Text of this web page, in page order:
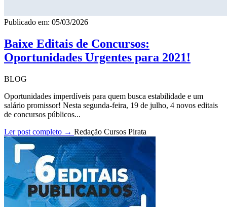
Publicado em: 05/03/2026
Baixe Editais de Concursos:
Oportunidades Urgentes para 2021!
BLOG
Oportunidades imperdíveis para quem busca estabilidade e um
salário promissor! Nesta segunda-feira, 19 de julho, 4 novos editais
de concursos públicos...
Ler post completo → Redação Cursos Pirata